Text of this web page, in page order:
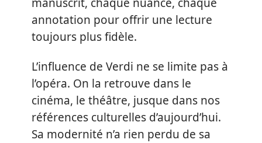
annotation pour offrir une lecture
toujours plus fidèle.
L’influence de Verdi ne se limite pas à
l’opéra. On la retrouve dans le
cinéma, le théâtre, jusque dans nos
références culturelles d’aujourd’hui.
Sa modernité n’a rien perdu de sa